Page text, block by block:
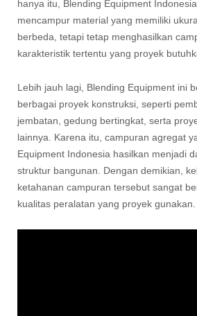
hanya itu, Blending Equipment
mencampur material yang memiliki
berbeda, tetapi tetap menghasilkan
karakteristik tertentu yang proyek
Lebih jauh lagi, Blending Equipment ini
berbagai proyek konstruksi, seperti
jembatan, gedung bertingkat, serta
lainnya. Karena itu, campuran agregat
Equipment Indonesia hasilkan menjadi
struktur bangunan. Dengan demikian,
ketahanan campuran tersebut sangat
kualitas peralatan yang proyek gunakan.